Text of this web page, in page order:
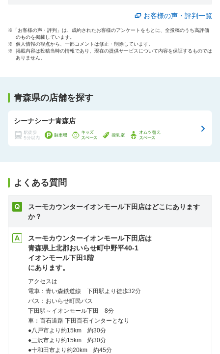
お客様の声・評判一覧
※「お客様の声・評判」は、成約されたお客様のアンケートをもとに、全投稿のうち高評価
のものを掲載しています。
※ 個人情報の観点から、一部コメントは修正・削除しています。
※ 掲載内容は投稿当時の情報であり、現在の提供サービスについて内容を保証するものでは
ありません。
青森県の店舗を探す
シーナシーナ青森店
よくある質問
スーモカウンターイオンモール下田店はどこにあります
か？
スーモカウンターイオンモール下田店は
青森県上北郡おいらせ町中野平40-1
イオンモール下田1階
にあります。
アクセスは
電車：青い森鉄道線 下田駅より徒歩32分
バス：おいらせ町民バス
下田駅～イオンモール下田 8分
車：百石道路 下田百石インターとなり
●八戸市より約15km 約30分
●三沢市より約15km 約30分
●十和田市より約20km 約45分